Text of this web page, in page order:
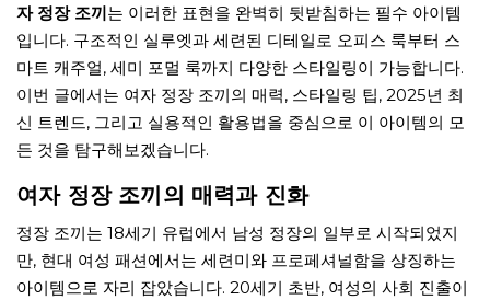
자 정장 조끼는 이러한 표현을 완벽히 뒷받침하는 필수 아이템
입니다. 구조적인 실루엣과 세련된 디테일로 오피스 룩부터 스
마트 캐주얼, 세미 포멀 룩까지 다양한 스타일링이 가능합니다.
이번 글에서는 여자 정장 조끼의 매력, 스타일링 팁, 2025년 최
신 트렌드, 그리고 실용적인 활용법을 중심으로 이 아이템의 모
든 것을 탐구해보겠습니다.
여자 정장 조끼의 매력과 진화
정장 조끼는 18세기 유럽에서 남성 정장의 일부로 시작되었지
만, 현대 여성 패션에서는 세련미와 프로페셔널함을 상징하는
아이템으로 자리 잡았습니다. 20세기 초반, 여성의 사회 진출이